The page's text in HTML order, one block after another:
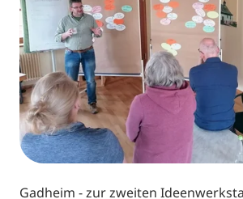
Gadheim - zur zweiten